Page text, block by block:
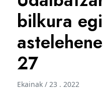
bilkura
27
Ekainak / 23 . 2022